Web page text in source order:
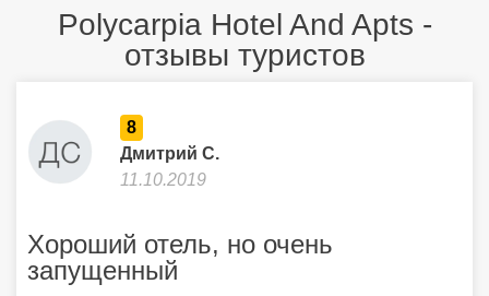
Polycarpia Hotel And Apts -
отзывы туристов
8
Дмитрий С.
11.10.2019
Хороший отель, но очень
запущенный